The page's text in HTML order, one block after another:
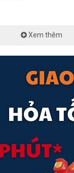
Lý
Xem thêm